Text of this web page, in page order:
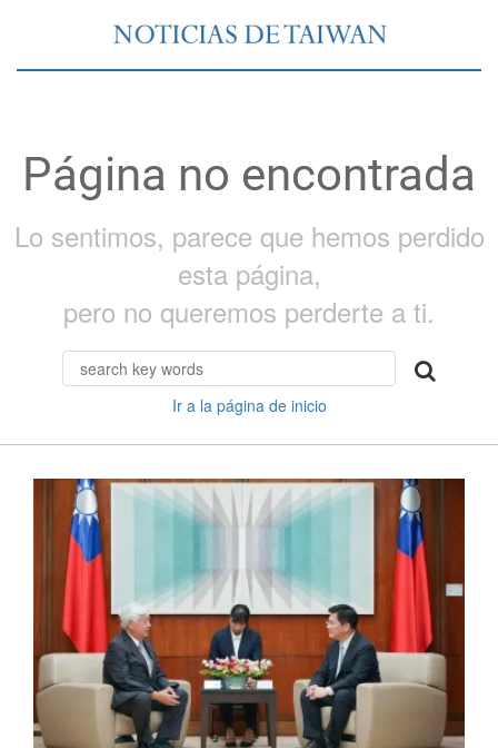
Página no encontrada
Lo sentimos, parece que hemos perdido
esta página,
pero no queremos perderte a ti.
Ir a la página de inicio